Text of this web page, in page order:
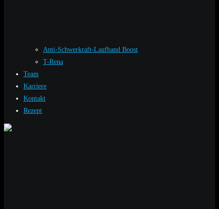
Anti-Schwerkraft-Laufband Boost
T-Rena
Team
Karriere
Kontakt
Rezept